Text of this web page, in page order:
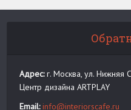
Адрес:г. Москва, ул. Нижняя
Центр дизайна ARTPLAY
Email: info@interiorscafe.ru